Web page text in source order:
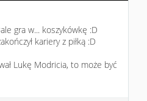
gra w... koszykówkę :D
kariery z piłką :D
Lukę Modricia, to może być